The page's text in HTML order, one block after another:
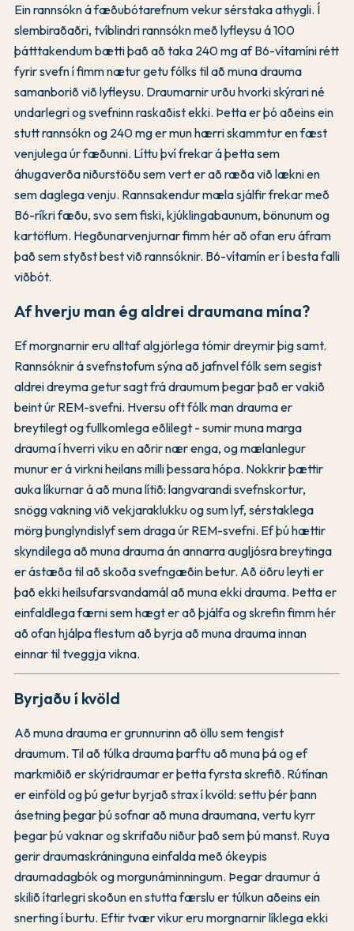
Ein rannsókn á fæðubótarefnum vekur sérstaka athygli. Í
slembiraðaðri, tvíblindri rannsókn með lyfleysu á 100
þátttakendum bætti það að taka 240 mg af B6-vítamíni rétt
fyrir svefn í fimm nætur getu fólks til að muna drauma
samanborið við lyfleysu. Draumarnir urðu hvorki skýrari né
undarlegri og svefninn raskaðist ekki. Þetta er þó aðeins ein
stutt rannsókn og 240 mg er mun hærri skammtur en fæst
venjulega úr fæðunni. Líttu því frekar á þetta sem
áhugaverða niðurstöðu sem vert er að ræða við lækni en
sem daglega venju. Rannsakendur mæla sjálfir frekar með
B6-ríkri fæðu, svo sem fiski, kjúklingabaunum, bönunum og
kartöflum. Hegðunarvenjurnar fimm hér að ofan eru áfram
það sem styðst best við rannsóknir. B6-vítamín er í besta falli
viðbót.
Af hverju man ég aldrei draumana mína?
Ef morgnarnir eru alltaf algjörlega tómir dreymir þig samt.
Rannsóknir á svefnstofum sýna að jafnvel fólk sem segist
aldrei dreyma getur sagt frá draumum þegar það er vakið
beint úr REM-svefni. Hversu oft fólk man drauma er
breytilegt og fullkomlega eðlilegt - sumir muna marga
drauma í hverri viku en aðrir nær enga, og mælanlegur
munur er á virkni heilans milli þessara hópa. Nokkrir þættir
auka líkurnar á að muna lítið: langvarandi svefnskortur,
snögg vakning við vekjaraklukku og sum lyf, sérstaklega
mörg þunglyndislyf sem draga úr REM-svefni. Ef þú hættir
skyndilega að muna drauma án annarra augljósra breytinga
er ástæða til að skoða svefngæðin betur. Að öðru leyti er
það ekki heilsufarsvandamál að muna ekki drauma. Þetta er
einfaldlega færni sem hægt er að þjálfa og skrefin fimm hér
að ofan hjálpa flestum að byrja að muna drauma innan
einnar til tveggja vikna.
Byrjaðu í kvöld
Að muna drauma er grunnurinn að öllu sem tengist
draumum. Til að túlka drauma þarftu að muna þá og ef
markmiðið er skýridraumar er þetta fyrsta skrefið. Rútínan
er einföld og þú getur byrjað strax í kvöld: settu þér þann
ásetning þegar þú sofnar að muna draumana, vertu kyrr
þegar þú vaknar og skrifaðu niður það sem þú manst. Ruya
gerir draumaskráninguna einfalda með ókeypis
draumadagbók og morgunáminningum. Þegar draumur á
skilið ítarlegri skoðun en stutta færslu er túlkun aðeins ein
snerting í burtu. Eftir tvær vikur eru morgnarnir líklega ekki